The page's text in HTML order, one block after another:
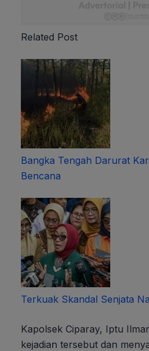
Related Post
Bangka Tengah Darurat
Bencana
Terkuak Skandal Senjata
Kapolsek Ciparay, Iptu
kejadian tersebut dan